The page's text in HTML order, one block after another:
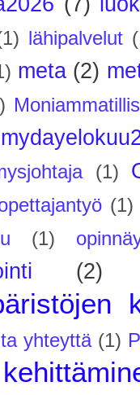
lähipalvelut
meta (2)
(1)
(1)
(1)
(2)
yhteyttä (1)